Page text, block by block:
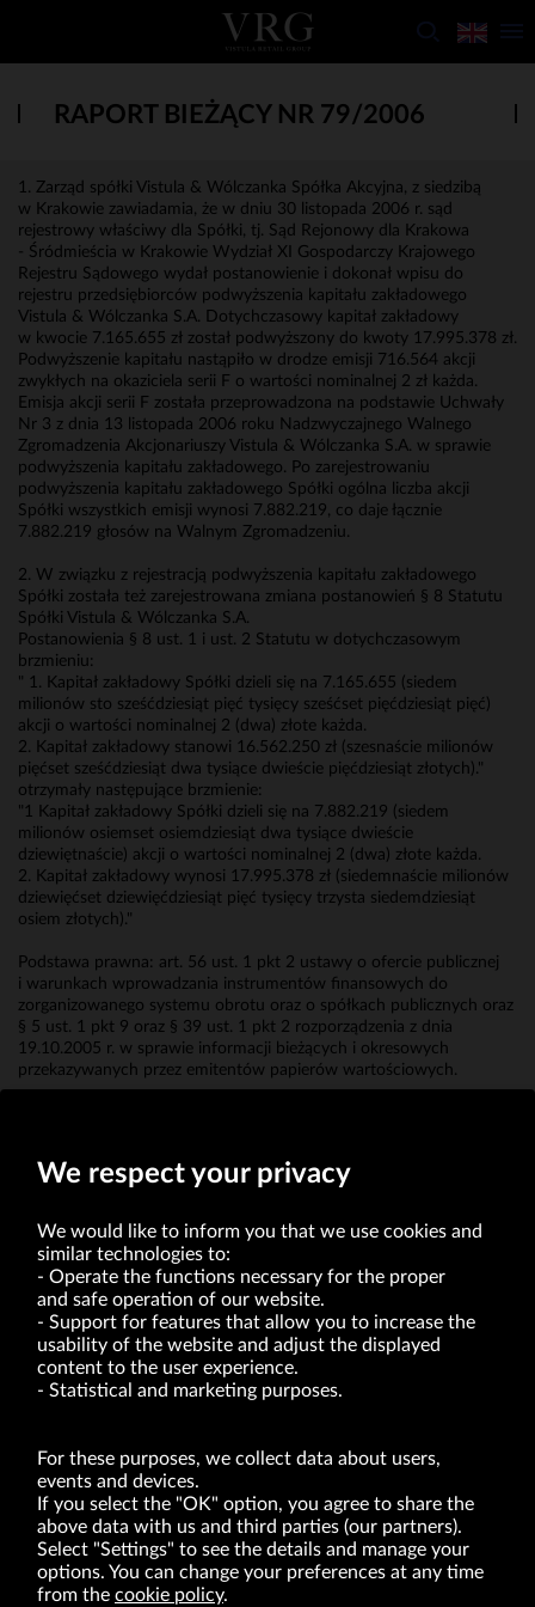
RAPORT BIEŻĄCY NR 79/2006
1. Zarząd spółki Vistula & Wólczanka Spółka Akcyjna, z siedzibą
w Krakowie zawiadamia, że w dniu 30 listopada 2006 r. sąd
rejestrowy właściwy dla Spółki, tj. Sąd Rejonowy dla Krakowa
- Śródmieścia w Krakowie Wydział XI Gospodarczy Krajowego
Rejestru Sądowego wydał postanowienie i dokonał wpisu do
rejestru przedsiębiorców podwyższenia kapitału zakładowego
Vistula & Wólczanka S.A. Dotychczasowy kapitał zakładowy
w kwocie 7.165.655 zł został podwyższony do kwoty 17.995.378 zł.
Podwyższenie kapitału nastąpiło w drodze emisji 716.564 akcji
zwykłych na okaziciela serii F o wartości nominalnej 2 zł każda.
Emisja akcji serii F została przeprowadzona na podstawie Uchwały
Nr 3 z dnia 13 listopada 2006 roku Nadzwyczajnego Walnego
Zgromadzenia Akcjonariuszy Vistula & Wólczanka S.A. w sprawie
podwyższenia kapitału zakładowego. Po zarejestrowaniu
podwyższenia kapitału zakładowego Spółki ogólna liczba akcji
Spółki wszystkich emisji wynosi 7.882.219, co daje łącznie
7.882.219 głosów na Walnym Zgromadzeniu.
2. W związku z rejestracją podwyższenia kapitału zakładowego
Spółki została też zarejestrowana zmiana postanowień § 8 Statutu
Spółki Vistula & Wólczanka S.A.
Postanowienia § 8 ust. 1 i ust. 2 Statutu w dotychczasowym
brzmieniu:
" 1. Kapitał zakładowy Spółki dzieli się na 7.165.655 (siedem
milionów sto sześćdziesiąt pięć tysięcy sześćset pięćdziesiąt pięć)
akcji o wartości nominalnej 2 (dwa) złote każda.
2. Kapitał zakładowy stanowi 16.562.250 zł (szesnaście milionów
pięćset sześćdziesiąt dwa tysiące dwieście pięćdziesiąt złotych)."
otrzymały następujące brzmienie:
"1 Kapitał zakładowy Spółki dzieli się na 7.882.219 (siedem
milionów osiemset osiemdziesiąt dwa tysiące dwieście
dziewiętnaście) akcji o wartości nominalnej 2 (dwa) złote każda.
2. Kapitał zakładowy wynosi 17.995.378 zł (siedemnaście milionów
dziewięćset dziewięćdziesiąt pięć tysięcy trzysta siedemdziesiąt
osiem złotych)."
Podstawa prawna: art. 56 ust. 1 pkt 2 ustawy o ofercie publicznej
i warunkach wprowadzania instrumentów finansowych do
zorganizowanego systemu obrotu oraz o spółkach publicznych oraz
§ 5 ust. 1 pkt 9 oraz § 39 ust. 1 pkt 2 rozporządzenia z dnia
19.10.2005 r. w sprawie informacji bieżących i okresowych
przekazywanych przez emitentów papierów wartościowych.
VRG S.A. | 10 Pilotów Street | 31-462 Kraków
Tax Identification Number: 675-000-03-61
District Court for Kraków-Śródmieście in Kraków
XI Economic Department of the National Court Register number 0000047082
of act of 8.03.2013 on combating excessive late payment in commercial transactions
(Journal of Laws of 2019, item 118 as amended).
BRANDS
We respect your privacy
We would like to inform you that we use cookies and
similar technologies to:
Operate the functions necessary for the proper
and safe operation of our website.
Support for features that allow you to increase the
usability of the website and adjust the displayed
content to the user experience.
Statistical and marketing purposes.
For these purposes, we collect data about users,
events and devices.
If you select the "OK" option, you agree to share the
above data with us and third parties (our partners).
Select "Settings" to see the details and manage your
options. You can change your preferences at any time
from the cookie policy.